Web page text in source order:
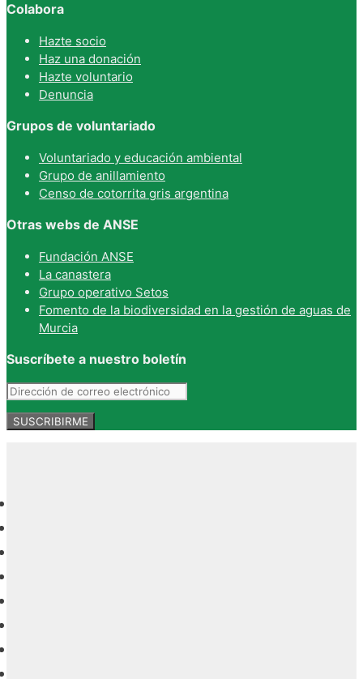
Colabora
Hazte socio
Haz una donación
Hazte voluntario
Denuncia
Grupos de voluntariado
Voluntariado y educación ambiental
Grupo de anillamiento
Censo de cotorrita gris argentina
Otras webs de ANSE
Fundación ANSE
La canastera
Grupo operativo Setos
Fomento de la biodiversidad en la gestión de aguas de
Murcia
Suscríbete a nuestro boletín